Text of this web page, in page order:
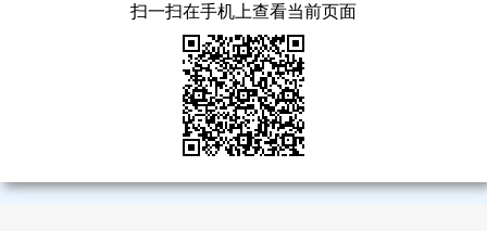
扫一扫在手机上查看当前页面